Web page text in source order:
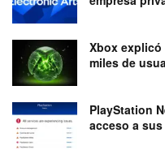
Xbox
miles de
PlayStation
acceso a